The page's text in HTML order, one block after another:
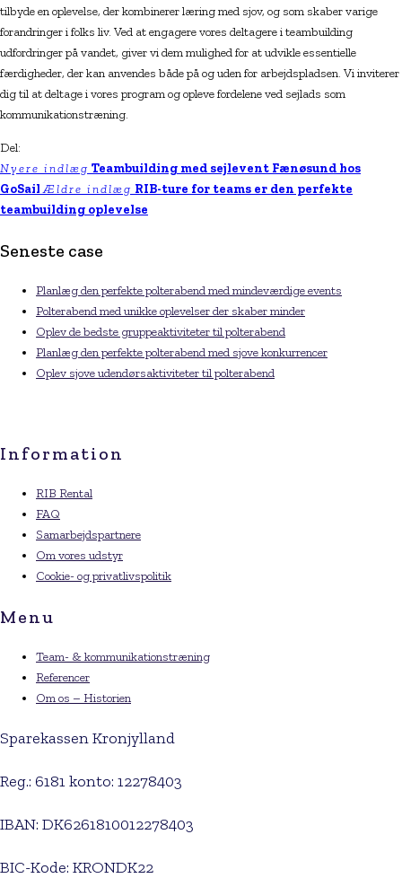
tilbyde en oplevelse, der kombinerer læring med sjov, og som skaber varige
forandringer i folks liv. Ved at engagere vores deltagere i teambuilding
udfordringer på vandet, giver vi dem mulighed for at udvikle essentielle
færdigheder, der kan anvendes både på og uden for arbejdspladsen. Vi inviterer
dig til at deltage i vores program og opleve fordelene ved sejlads som
kommunikationstræning.
Del:
Nyere indlæg Teambuilding med sejlevent Fænøsund hos
GoSailÆldre indlæg RIB-ture for teams er den perfekte
teambuilding oplevelse
Seneste case
Planlæg den perfekte polterabend med mindeværdige events
Polterabend med unikke oplevelser der skaber minder
Oplev de bedste gruppeaktiviteter til polterabend
Planlæg den perfekte polterabend med sjove konkurrencer
Oplev sjove udendørsaktiviteter til polterabend
Information
RIB Rental
FAQ
Samarbejdspartnere
Om vores udstyr
Cookie- og privatlivspolitik
Menu
Team- & kommunikationstræning
Referencer
Om os – Historien
Sparekassen Kronjylland
Reg.: 6181 konto: 12278403
IBAN: DK6261810012278403
BIC-Kode: KRONDK22